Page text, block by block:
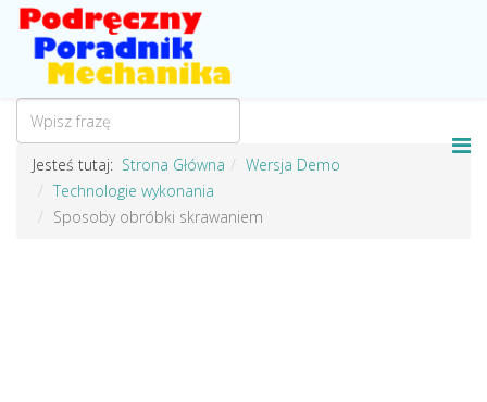
Jesteś tutaj: Strona Główna
Wersja Demo
Technologie wykonania
Sposoby obróbki skrawaniem